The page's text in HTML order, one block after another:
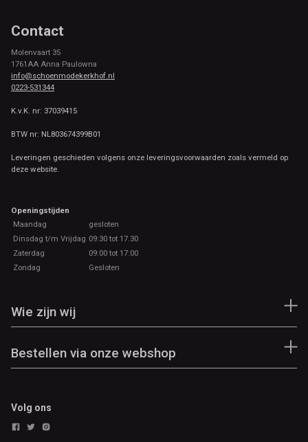
Contact
Molenvaart 35
1761AA Anna Paulowna
info@schoenmodekerkhof.nl
0223-531344
K.v.K. nr: 37039415
BTW nr: NL803674399B01
Leveringen geschieden volgens onze leveringsvoorwaarden zoals vermeld op
deze website.
Openingstijden
Maandag
gesloten
Dinsdag t/m Vrijdag 09:30 tot 17.30
Zaterdag
09:00 tot 17:00
Zondag
Gesloten
Wie zijn wij
Bestellen via onze webshop
Volg ons